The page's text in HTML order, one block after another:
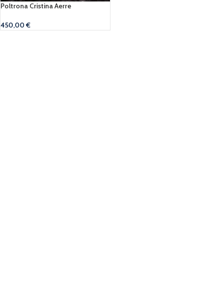
Poltrona Cristina Aerre
450,00€